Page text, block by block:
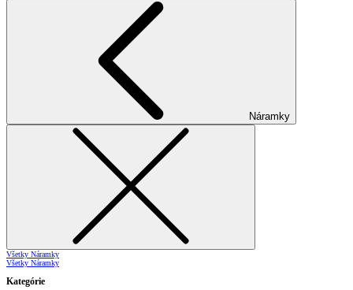
Náramky
Všetky Náramky
Všetky Náramky
Kategórie